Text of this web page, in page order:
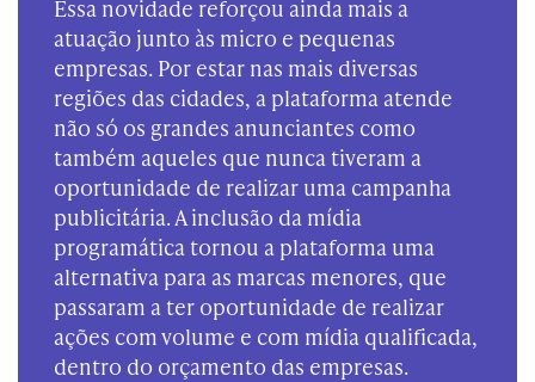
Essa novidade reforçou ainda mais a
atuação junto às micro e pequenas
empresas. Por estar nas mais diversas
regiões das cidades, a plataforma atende
não só os grandes anunciantes como
também aqueles que nunca tiveram a
oportunidade de realizar uma campanha
publicitária. A inclusão da mídia
programática tornou a plataforma uma
alternativa para as marcas menores, que
passaram a ter oportunidade de realizar
ações com volume e com mídia qualificada,
dentro do orçamento das empresas.